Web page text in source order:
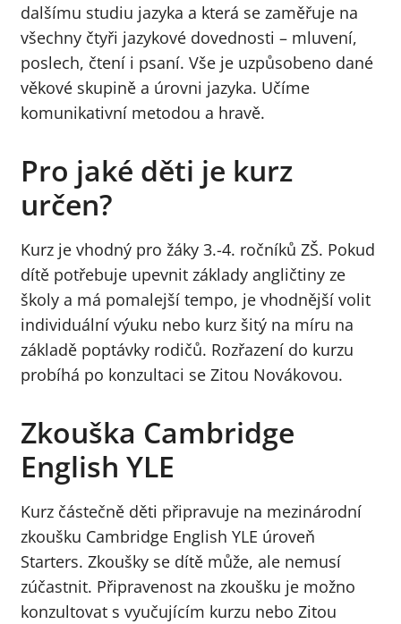
dalšímu studiu jazyka a která se zaměřuje na
všechny čtyři jazykové dovednosti – mluvení,
poslech, čtení i psaní. Vše je uzpůsobeno dané
věkové skupině a úrovni jazyka. Učíme
komunikativní metodou a hravě.
Pro jaké děti je kurz
určen?
Kurz je vhodný pro žáky 3.-4. ročníků ZŠ. Pokud
dítě potřebuje upevnit základy angličtiny ze
školy a má pomalejší tempo, je vhodnější volit
individuální výuku nebo kurz šitý na míru na
základě poptávky rodičů. Rozřazení do kurzu
probíhá po konzultaci se Zitou Novákovou.
Zkouška Cambridge
English YLE
Kurz částečně děti připravuje na mezinárodní
zkoušku Cambridge English YLE úroveň
Starters. Zkoušky se dítě může, ale nemusí
zúčastnit. Připravenost na zkoušku je možno
konzultovat s vyučujícím kurzu nebo Zitou